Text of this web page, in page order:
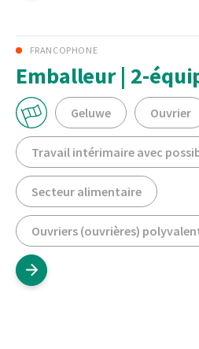
FRANCOPHONE
Emballeur | 2-
Geluwe Ouvrier
Travail intérimaire avec
Secteur alimentaire
Ouvriers (ouvrières)